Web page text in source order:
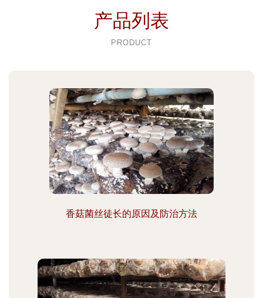
产品列表
PRODUCT
香菇菌丝徒长的原因及防治方法